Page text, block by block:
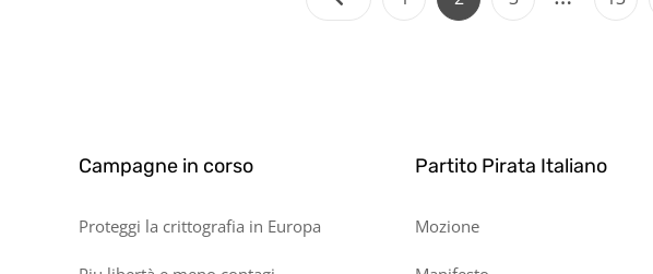
Libri
degli
Campagne in corso
Proteggi la crittografia in Europa
Partito Pirata Italiano
Mozione